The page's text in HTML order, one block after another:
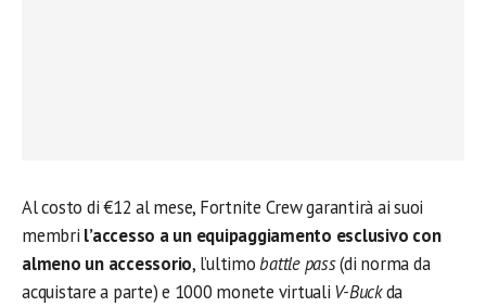
Al costo di €12 al mese, Fortnite Crew garantirà ai suoi
membri l’accesso a un equipaggiamento esclusivo con
almeno un accessorio, l’ultimobattle pass(di norma da
acquistare a parte) e 1000 monete virtuali V-Buckda